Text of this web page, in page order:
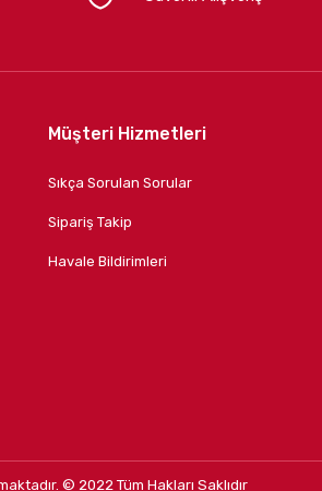
Müşteri Hizmetleri
Sıkça Sorulan Sorular
Sipariş Takip
Havale Bildirimleri
© 2022Tüm Hakları Saklıdır